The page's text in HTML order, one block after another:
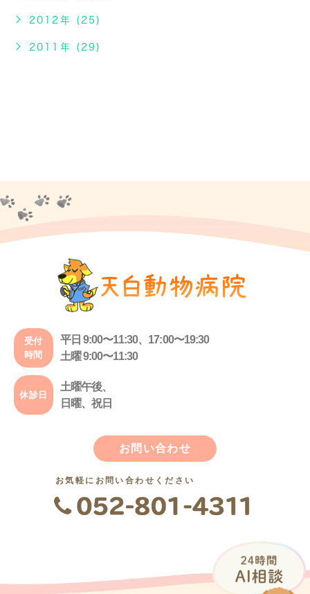
2012年 (25)
2011年 (29)
受付
時間
平日 9:00〜11:30、17:00〜19:30
土曜 9:00〜11:30
休診日
土曜午後、
日曜、祝日
お問い合わせ
お気軽にお問い合わせください